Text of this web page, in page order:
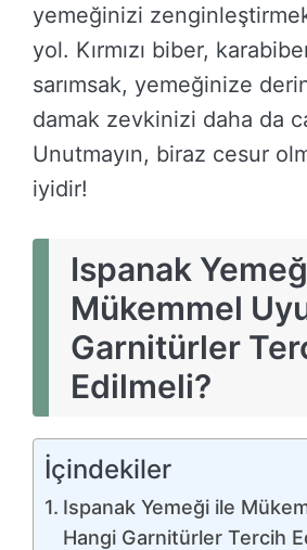
yemeğinizi
yol. Kırmızı biber,
sarımsak, yemeğinize
damak zevkinizi daha da
Unutmayın, biraz cesur
iyidir!
Ispanak
Mükemmel
Garnitürler
Edilmeli?
İçindekiler
Ispanak Yemeği ile
Hangi Garnitürler Tercih